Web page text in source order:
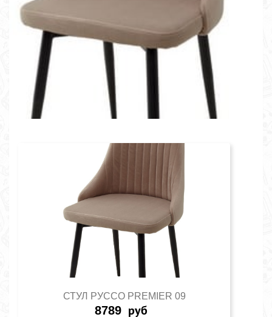
СТУЛ РУССО PREMIER 09
8789 руб